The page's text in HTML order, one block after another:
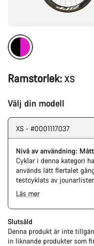
Ramstorlek: XS
Välj din modell
XS - #0001117037
Nivå av användning:
Cyklar i denna kategori
används lätt flertalet
testcyklats av
användning på kedja och
komponenter kan ha lätta
avikande färg, dock har
funktion.
Läs mer
Slutsåld
Denna produkt är inte
in liknande produkter som